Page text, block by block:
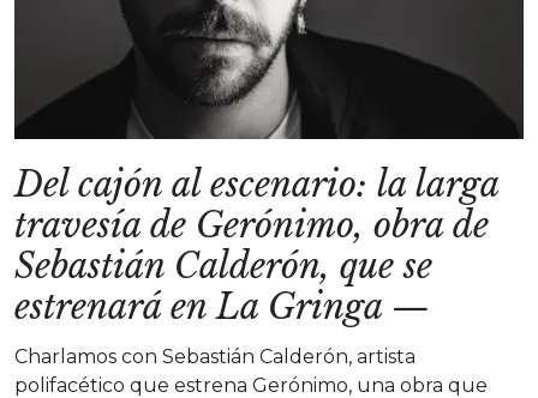
Del cajón al escenario: la larga
travesía de Gerónimo, obra de
Sebastián Calderón, que se
estrenará en La Gringa —
Charlamos con Sebastián Calderón, artista
polifacético que estrena Gerónimo, una obra que